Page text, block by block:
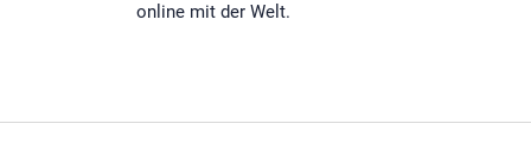
online mit der Welt.